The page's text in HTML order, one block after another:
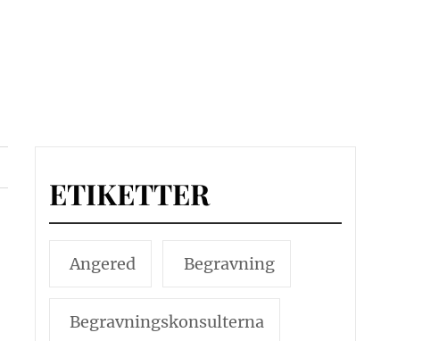
ETIKETTER
Angered Begravning
Begravningskonsulterna